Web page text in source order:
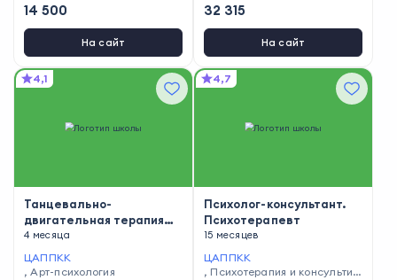
14 500
На сайт
32 315
На сайт
4,1
Танцевально-
двигательная терапия
как метод
психокоррекции
личности
4 месяца
ЦАППКК
,Арт-психология
4,7
Психолог-консультант.
Психотерапевт
15 месяцев
ЦАППКК
, Психотерапия и консультир